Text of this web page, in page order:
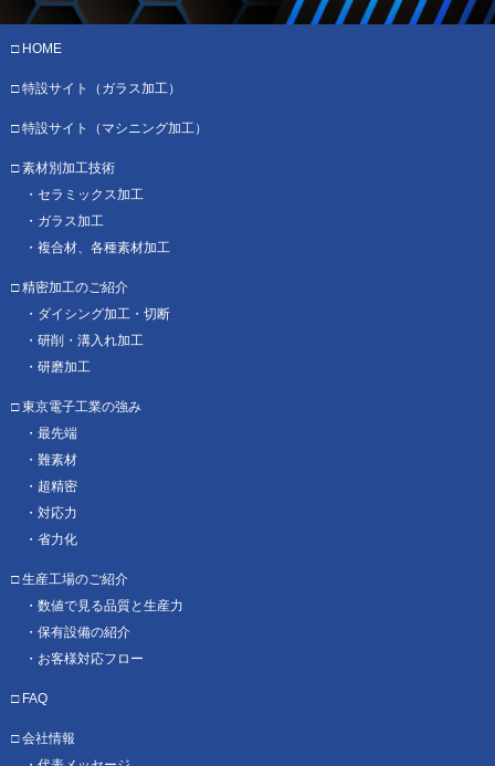
HOME
特設サイト（ガラス加工）
特設サイト （マシニング加工）
素材別加工技術
セラミックス加工
ガラス加工
複合材、各種素材加工
精密加工のご紹介
ダイシング加工・切断
研削・溝入れ加工
研磨加工
東京電子工業の強み
最先端
難素材
超精密
対応力
省力化
生産工場のご紹介
数値で見る品質と生産力
保有設備の紹介
お客様対応フロー
FAQ
会社情報